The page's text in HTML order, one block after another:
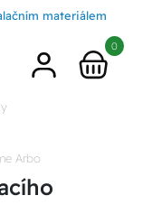
materiálem
0
Arbo